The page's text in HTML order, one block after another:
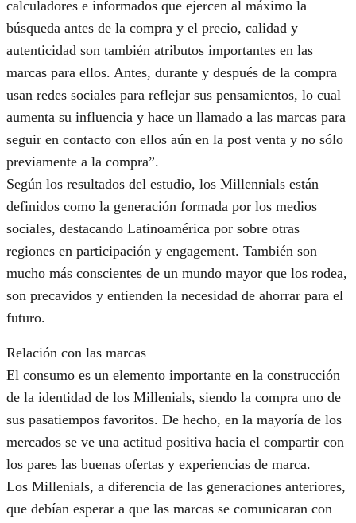
calculadores e informados que ejercen al máximo la
búsqueda antes de la compra y el precio, calidad y
autenticidad son también atributos importantes en las
marcas para ellos. Antes, durante y después de la compra
usan redes sociales para reflejar sus pensamientos, lo cual
aumenta su influencia y hace un llamado a las marcas para
seguir en contacto con ellos aún en la post venta y no sólo
previamente a la compra”.
Según los resultados del estudio, los Millennials están
definidos como la generación formada por los medios
sociales, destacando Latinoamérica por sobre otras
regiones en participación y engagement. También son
mucho más conscientes de un mundo mayor que los rodea,
son precavidos y entienden la necesidad de ahorrar para el
futuro.
Relación con las marcas
El consumo es un elemento importante en la construcción
de la identidad de los Millenials, siendo la compra uno de
sus pasatiempos favoritos. De hecho, en la mayoría de los
mercados se ve una actitud positiva hacia el compartir con
los pares las buenas ofertas y experiencias de marca.
Los Millenials, a diferencia de las generaciones anteriores,
que debían esperar a que las marcas se comunicaran con